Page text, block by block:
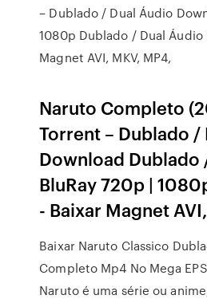
– Dublado / Dual Áudio
1080p Dublado / Dual Áudio
Magnet AVI, MKV, MP4,
Naruto Completo
Torrent – Dublado /
Download Dublado
BluRay 720p |
- Baixar Magnet
Baixar Naruto Classico
Completo Mp4 No Mega
Naruto é uma série ou